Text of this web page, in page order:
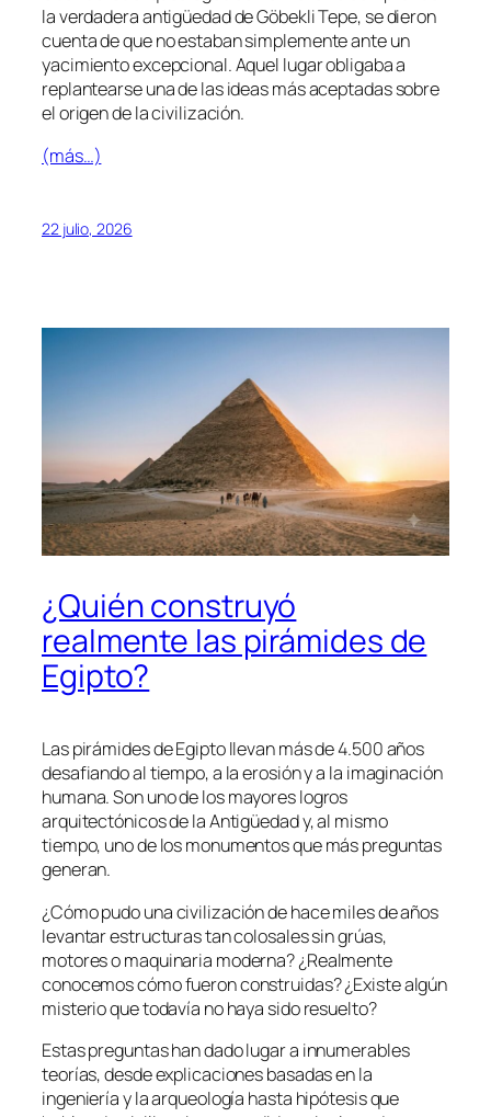
la verdadera antigüedad de Göbekli Tepe, se dieron
cuenta de que no estaban simplemente ante un
yacimiento excepcional. Aquel lugar obligaba a
replantearse una de las ideas más aceptadas sobre
el origen de la civilización.
(más…)
22 julio, 2026
¿Quién construyó
realmente las pirámides de
Egipto?
Las pirámides de Egipto llevan más de 4.500 años
desafiando al tiempo, a la erosión y a la imaginación
humana. Son uno de los mayores logros
arquitectónicos de la Antigüedad y, al mismo
tiempo, uno de los monumentos que más preguntas
generan.
¿Cómo pudo una civilización de hace miles de años
levantar estructuras tan colosales sin grúas,
motores o maquinaria moderna? ¿Realmente
conocemos cómo fueron construidas? ¿Existe algún
misterio que todavía no haya sido resuelto?
Estas preguntas han dado lugar a innumerables
teorías, desde explicaciones basadas en la
ingeniería y la arqueología hasta hipótesis que